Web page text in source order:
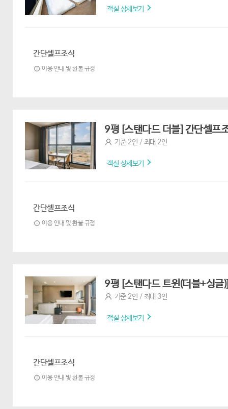
객실 상세보기
간단셀프조식
이용 안내 및 환불 규정
9평 [스탠다드 더블] 간단셀프
기준 2인 / 최대 2인
객실 상세보기
간단셀프조식
이용 안내 및 환불 규정
9평 [스탠다드 트윈(더블+싱글
기준 2인 / 최대 3인
객실 상세보기
간단셀프조식
이용 안내 및 환불 규정